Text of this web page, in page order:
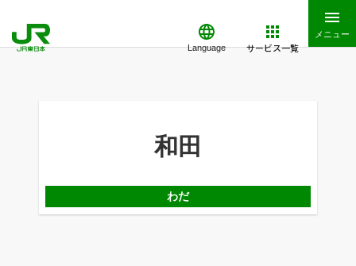
Language サービス一覧
メニュー
和田
わだ